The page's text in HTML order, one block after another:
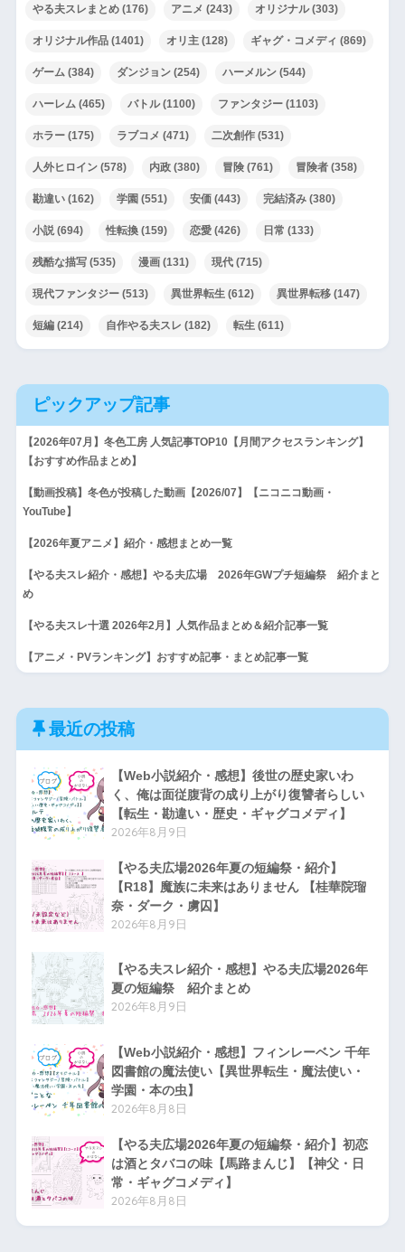
やる夫スレまとめ(176) アニメ (243) オリジナル(303)
オリジナル作品(1401) オリ主(128) ギャグ・コメディ (869)
ゲーム (384) ダンジョン(254) ハーメルン(544)
ハーレム (465) バトル(1100) ファンタジー(1103)
ホラー(175) ラブコメ (471) 二次創作(531)
人外ヒロイン(578) 内政(380) 冒険(761) 冒険者(358)
勘違い(162) 学園 (551) 安価(443) 完結済み(380)
小説(694) 性転換(159) 恋愛(426) 日常 (133)
残酷な描写(535) 漫画(131) 現代(715)
現代ファンタジー(513) 異世界転生(612) 異世界転移(147)
短編(214) 自作やる夫スレ (182) 転生(611)
ピックアップ記事
【2026年07月】冬色工房 人気記事TOP10【月間アクセスランキング】
【おすすめ作品まとめ】
【動画投稿】冬色が投稿した動画【2026/07】【ニコニコ動画・
YouTube】
【2026年夏アニメ】紹介・感想まとめ一覧
【やる夫スレ紹介・感想】やる夫広場 2026年GWプチ短編祭 紹介まと
め
【やる夫スレ十選 2026年2月】人気作品まとめ＆紹介記事一覧
【アニメ・PVランキング】おすすめ記事・まとめ記事一覧
最近の投稿
【Web小説紹介・感想】後世の歴史家いわ
く、俺は面従腹背の成り上がり復讐者らしい
【転生・勘違い・歴史・ギャグコメディ】
2026年8月9日
【やる夫広場2026年夏の短編祭・紹介】
【R18】魔族に未来はありません 【桂華院瑠
奈・ダーク・虜囚】
2026年8月9日
【やる夫スレ紹介・感想】やる夫広場2026年
夏の短編祭 紹介まとめ
2026年8月9日
【Web小説紹介・感想】フィンレーベン 千年
図書館の魔法使い【異世界転生・魔法使い・
学園・本の虫】
2026年8月8日
【やる夫広場2026年夏の短編祭・紹介】初恋
は酒とタバコの味【馬路まんじ】【神父・日
常・ギャグコメディ】
2026年8月8日